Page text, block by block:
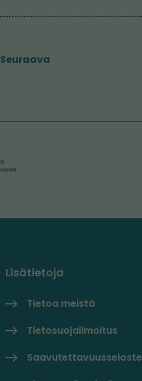
Seuraava
Lisätietoja
Tietoa meistä
Tietosuojailmoitus
Saavutettavuusseloste